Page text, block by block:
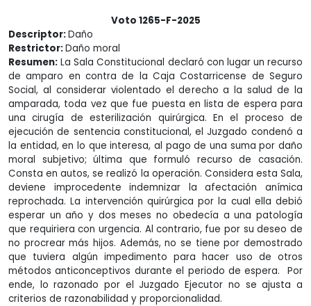
Voto 1265-F-2025
Descriptor:Daño
Restrictor:Daño moral
Resumen: La Sala Constitucional declaró con lugar un recurso
de amparo en contra de la Caja Costarricense de Seguro
Social, al considerar violentado el derecho a la salud de la
amparada, toda vez que fue puesta en lista de espera para
una cirugía de esterilización quirúrgica. En el proceso de
ejecución de sentencia constitucional, el Juzgado condenó a
la entidad, en lo que interesa, al pago de una suma por daño
moral subjetivo; última que formuló recurso de casación.
Consta en autos, se realizó la operación. Considera esta Sala,
deviene improcedente indemnizar la afectación anímica
reprochada. La intervención quirúrgica por la cual ella debió
esperar un año y dos meses no obedecía a una patología
que requiriera con urgencia. Al contrario, fue por su deseo de
no procrear más hijos. Además, no se tiene por demostrado
que tuviera algún impedimento para hacer uso de otros
métodos anticonceptivos durante el periodo de espera. Por
ende, lo razonado por el Juzgado Ejecutor no se ajusta a
criterios de razonabilidad y proporcionalidad.